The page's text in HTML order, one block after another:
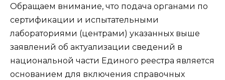
Обращаем внимание, что подача органами по
сертификации и испытательными
лабораториями (центрами) указанных выше
заявлений об актуализации сведений в
национальной части Единого реестра является
основанием для включения справочных